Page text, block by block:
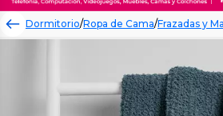
Dormitorio/Ropa de Cama/Frazadas y